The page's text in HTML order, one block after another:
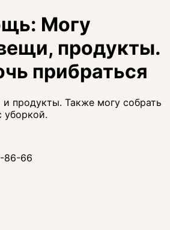
Могу
продукты.
прибраться
продукты. Также могу собрать
86-66